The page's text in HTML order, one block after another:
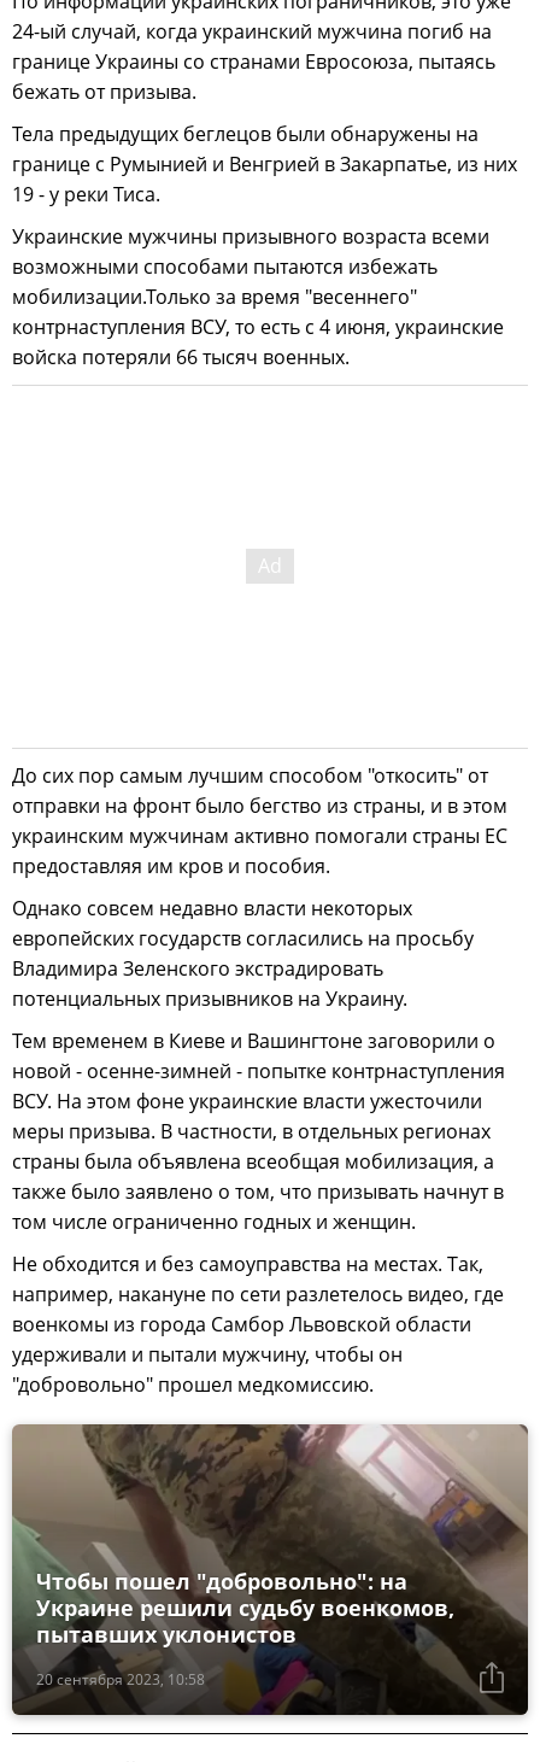
24-ый случай, когда украинский мужчина погиб на
границе Украины со странами Евросоюза, пытаясь
бежать от призыва.
Тела предыдущих беглецов были обнаружены на
границе с Румынией и Венгрией в Закарпатье, из них
19 - у реки Тиса.
Украинские мужчины призывного возраста всеми
возможными способами пытаются избежать
мобилизации.Только за время "весеннего"
контрнаступления ВСУ, то есть с 4 июня, украинские
войска потеряли 66 тысяч военных.
До сих пор самым лучшим способом "откосить" от
отправки на фронт было бегство из страны, и в этом
украинским мужчинам активно помогали страны ЕС
предоставляя им кров и пособия.
Однако совсем недавно власти некоторых
европейских государств согласились на просьбу
Владимира Зеленского экстрадировать
потенциальных призывников на Украину.
Тем временем в Киеве и Вашингтоне заговорили о
новой - осенне-зимней - попытке контрнаступления
ВСУ. На этом фоне украинские власти ужесточили
меры призыва. В частности, в отдельных регионах
страны была объявлена всеобщая мобилизация, а
также было заявлено о том, что призывать начнут в
том числе ограниченно годных и женщин.
Не обходится и без самоуправства на местах. Так,
например, накануне по сети разлетелось видео, где
военкомы из города Самбор Львовской области
удерживали и пытали мужчину, чтобы он
"добровольно" прошел медкомиссию.
20 сентября 2023, 10:58
Чтобы пошел "добровольно": на
Украине решили судьбу военкомов,
пытавших уклонистов